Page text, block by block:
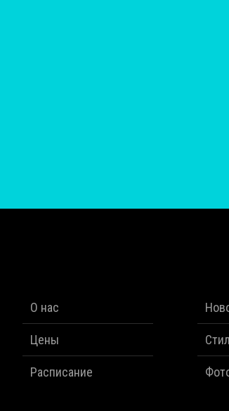
О нас
Цены
Расписание